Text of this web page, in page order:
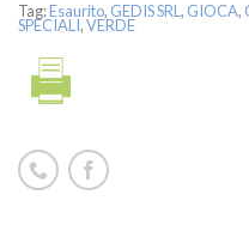
Tag:Esaurito, GEDIS SRL , GIOCA,
SPECIALI,VERDE